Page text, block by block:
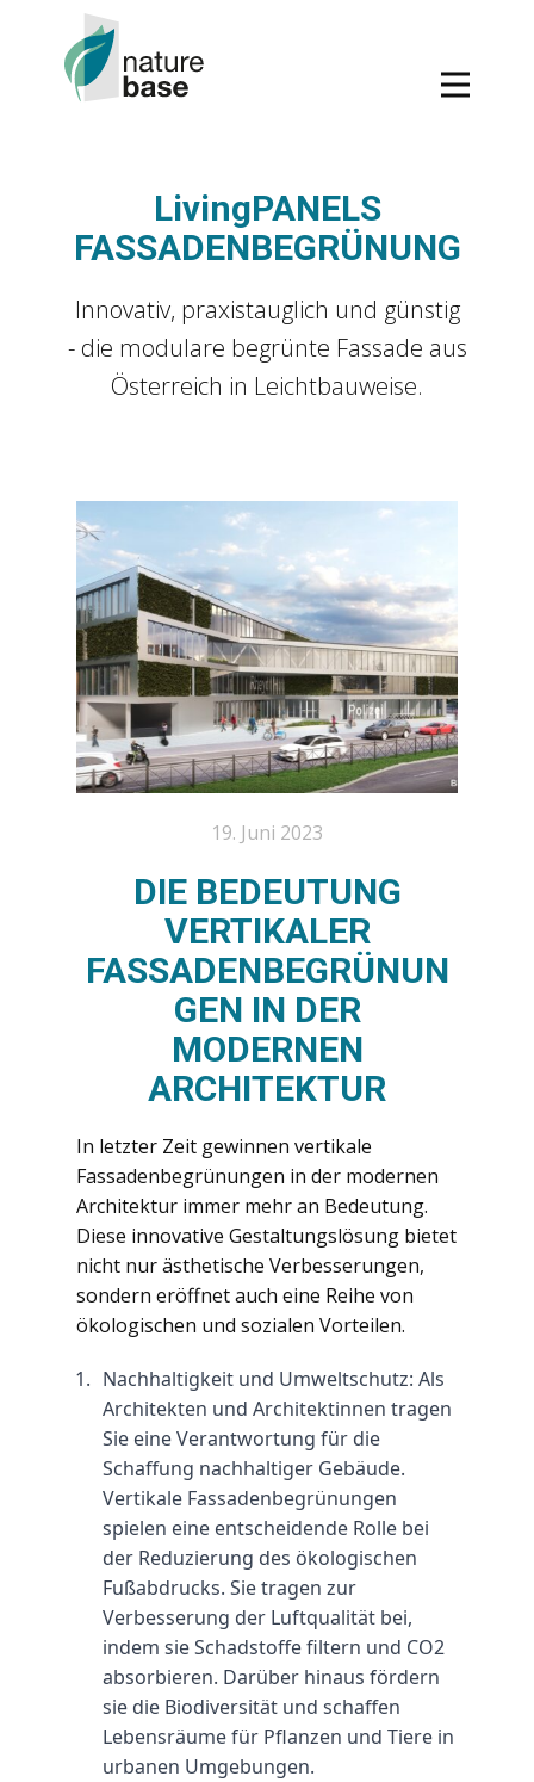
Living​PANELS
FASSADENBEGRÜNUNG
Innovativ, praxistauglich und günstig
- die modulare begrünte Fassade aus
Österreich in Leichtbauweise.
19. Juni 2023
DIE BEDEUTUNG
VERTIKALER
FASSADENBEGRÜNUN
GEN IN DER
MODERNEN
ARCHITEKTUR
In letzter Zeit gewinnen vertikale
Fassadenbegrünungen in der modernen
Architektur immer mehr an Bedeutung.
Diese innovative Gestaltungslösung bietet
nicht nur ästhetische Verbesserungen,
sondern eröffnet auch eine Reihe von
ökologischen und sozialen Vorteilen.
Nachhaltigkeit und Umweltschutz: Als
Architekten und Architektinnen tragen
Sie eine Verantwortung für die
Schaffung nachhaltiger Gebäude.
Vertikale Fassadenbegrünungen
spielen eine entscheidende Rolle bei
der Reduzierung des ökologischen
Fußabdrucks. Sie tragen zur
Verbesserung der Luftqualität bei,
indem sie Schadstoffe filtern und CO2
absorbieren. Darüber hinaus fördern
sie die Biodiversität und schaffen
Lebensräume für Pflanzen und Tiere in
urbanen Umgebungen.